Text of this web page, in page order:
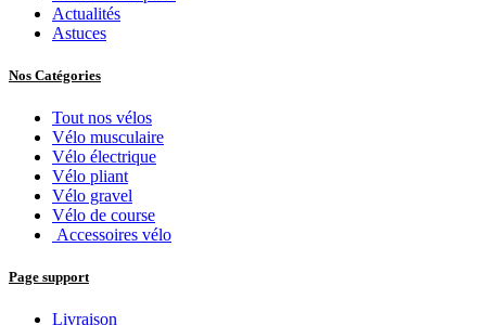
Notre expertise
Conseils d'experts
Astuces
Nos Catégories
Tout nos vélos
Vélo musculaire
Vélo électrique
Vélo gravel
Accessoires vélo